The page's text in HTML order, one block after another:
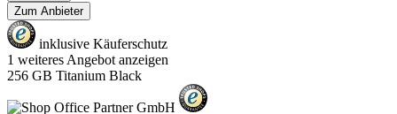
Zum Anbieter
inklusive Käuferschutz
1 weiteres Angebot anzeigen
256 GB Titanium Black